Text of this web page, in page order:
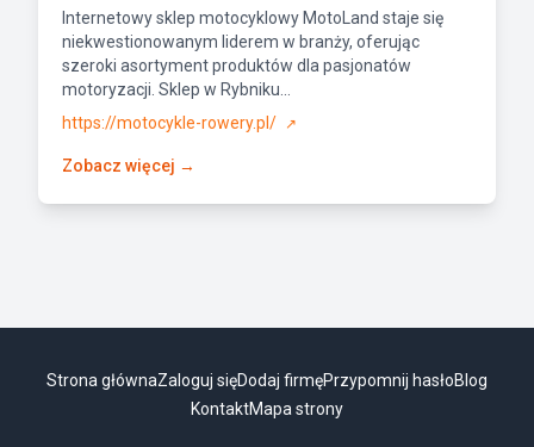
Internetowy sklep motocyklowy MotoLand staje się
niekwestionowanym liderem w branży, oferując
szeroki asortyment produktów dla pasjonatów
motoryzacji. Sklep w Rybniku...
https://motocykle-rowery.pl/
↗
Zobacz więcej →
Strona głównaZaloguj sięDodaj firmęPrzypomnij hasłoBlog
KontaktMapa strony